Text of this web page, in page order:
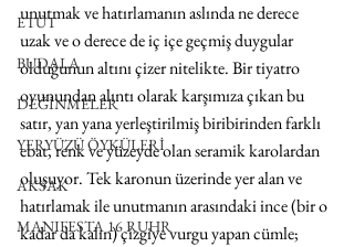
ETÜT
BUDALA
DEĞİNMELER
YERYÜZÜ ÖYKÜLERİ
AKSAK
MANIFESTA 16 RUHR
unutmak ve hatırlamanın aslında ne derece
uzak ve o derece de iç içe geçmiş duygular
olduğunun altını çizer nitelikte. Bir tiyatro
oyunundan alıntı olarak karşımıza çıkan bu
satır, yan yana yerleştirilmiş biribirinden farklı
ebat, renk ve yüzeyde olan seramik karolardan
oluşuyor. Tek karonun üzerinde yer alan ve
hatırlamak ile unutmanın arasındaki ince (bir o
kadar da kalın) çizgiye vurgu yapan cümle;